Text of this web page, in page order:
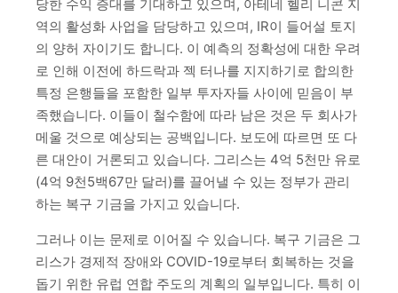
당한 수익 증대를 기대하고 있으며, 아테네 헬리 니콘 지
역의 활성화 사업을 담당하고 있으며, IR이 들어설 토지
의 양허 자이기도 합니다. 이 예측의 정확성에 대한 우려
로 인해 이전에 하드락과 젝 터나를 지지하기로 합의한
특정 은행들을 포함한 일부 투자자들 사이에 믿음이 부
족했습니다. 이들이 철수함에 따라 남은 것은 두 회사가
메울 것으로 예상되는 공백입니다. 보도에 따르면 또 다
른 대안이 거론되고 있습니다. 그리스는 4억 5천만 유로
(4억 9천5백67만 달러)를 끌어낼 수 있는 정부가 관리
하는 복구 기금을 가지고 있습니다.
그러나 이는 문제로 이어질 수 있습니다. 복구 기금은 그
리스가 경제적 장애와 COVID-19로부터 회복하는 것을
돕기 위한 유럽 연합 주도의 계획의 일부입니다. 특히 이